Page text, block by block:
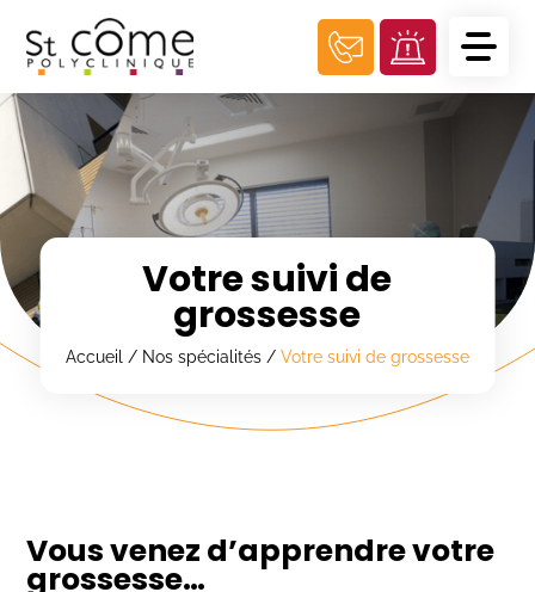
Votre suivi de
grossesse
Accueil / Nos spécialités/ Votre suivi de grossesse
Vous venez d’apprendre votre
grossesse…